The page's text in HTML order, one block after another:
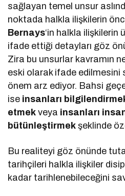
sağlayan temel unsur
noktada halkla ilişkilerin
Bernays‘in halkla ilişkilerin
ifade ettiği detayları göz
Zira bu unsurlar kavramın
eski olarak ifade edilmesini
önem arz ediyor. Bahsi
ise insanları
etmekveya insanları
bütünleştirmekşeklinde
Bu realiteyi göz önünde
tarihçileri halkla ilişkiler
kadar tarihlenebileceğini